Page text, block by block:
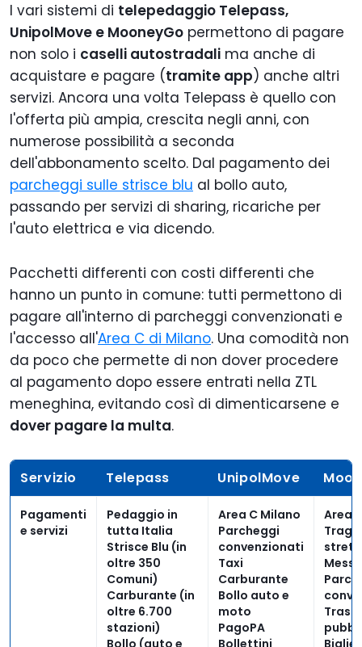
utilizza il
dispositivo.
Attivazione 5
euro.
Valido
in Croazia,
Francia,
Portogallo e
Spagna
mese per il primo
dispositivo e 1
euro al mese per
l'eventuale
secondo
dispositivo.
Attivazione e
consegna (solo in
Italia) sono
gratuite.
Valido in Croazia,
Francia,
Portogallo e
Spagna
I vari sistemi di telepedaggio Telepass,
UnipolMove e MooneyGo permettono di pagare
non solo i caselli autostradali ma anche di
acquistare e pagare (tramite app) anche altri
servizi. Ancora una volta Telepass è quello con
l'offerta più ampia, crescita negli anni, con
numerose possibilità a seconda
dell'abbonamento scelto. Dal pagamento dei
parcheggi sulle strisce blu al bollo auto,
passando per servizi di sharing, ricariche per
l'auto elettrica e via dicendo.
Pacchetti differenti con costi differenti che
hanno un punto in comune: tutti permettono di
pagare all'interno di parcheggi convenzionati e
l'accesso all'Area C di Milano. Una comodità non
da poco che permette di non dover procedere
al pagamento dopo essere entrati nella ZTL
meneghina, evitando così di dimenticarsene e
dover pagare la multa.
Servizio Telepass UnipolMove
Pagamenti
e servizi
Pedaggio in
tutta Italia
Strisce Blu (in
oltre 350
Comuni)
Carburante (in
oltre 6.700
stazioni)
Area C Milano
Parcheggi
convenzionati
Taxi
Carburante
Bollo auto e
moto
PagoPA
Area